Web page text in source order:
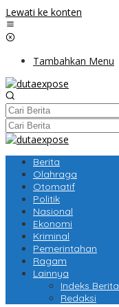
Lewati ke konten
Tambahkan Menu
Berita
Olahraga
Otomatif
Politik
Nasional
Ekonomi
Kriminal
Pemerintahan
Ragam
Lainnya
Indeks Berita
Redaksi